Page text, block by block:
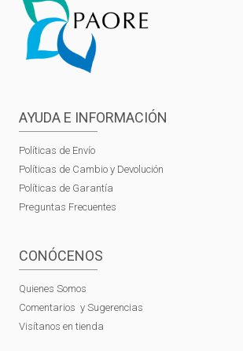
AYUDA E INFORMACIÓN
Políticas de Envío
Políticas de Cambio y Devolución
Políticas de Garantía
Preguntas Frecuentes
CONÓCENOS
Quienes Somos
Comentarios y Sugerencias
Visítanos en tienda